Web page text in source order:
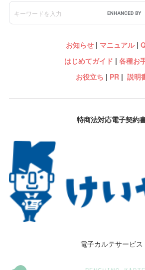
お知らせ| マニュアル|
はじめてガイド | 各種お
お役立ち | PR| 説明
特商法対応電子契約
電子カルテサービス